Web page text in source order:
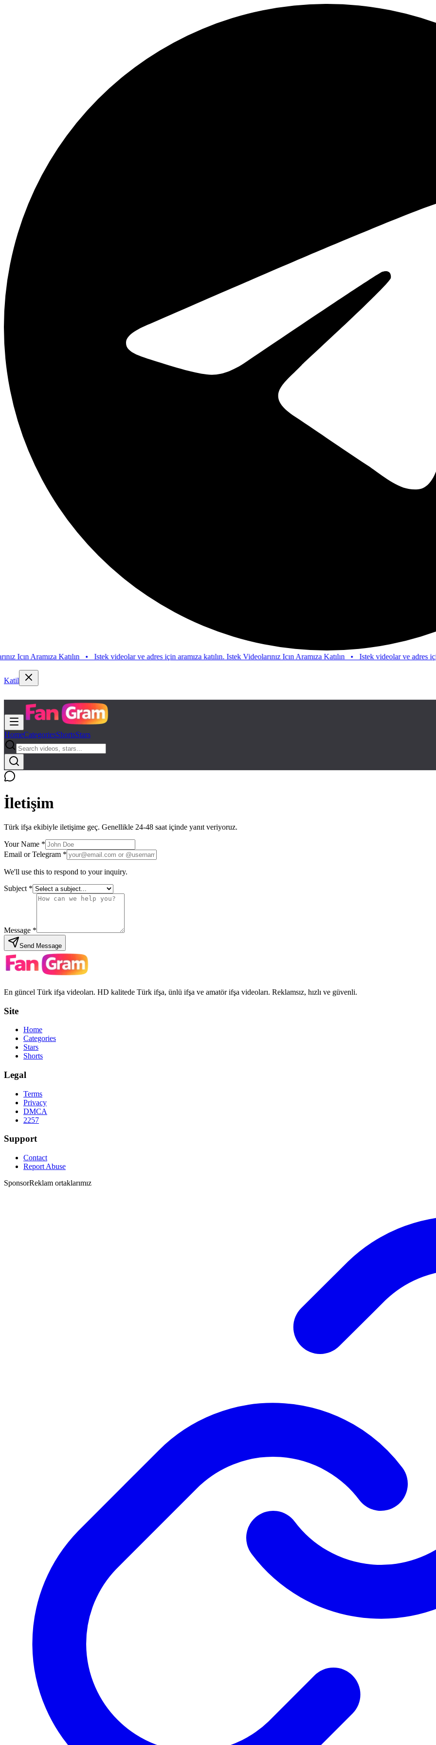
Aramıza Katılın•Istek videolar ve adres için aramıza katılın. Istek Videolarınız Icın Aramıza Katılın•Istek videolar ve adres için
Katil
HomeCategoriesShortsStars
İletişim
Türk ifşa ekibiyle iletişime geç. Genellikle 24-48 saat içinde yanıt veriyoruz.
Your Name *
Email or Telegram *
We'll use this to respond to your inquiry.
Subject *
Message *
Send Message
En güncel Türk ifşa videoları. HD kalitede Türk ifşa, ünlü ifşa ve amatör ifşa videoları. Reklamsız, hızlı ve güvenli.
Site
Home
Categories
Stars
Shorts
Legal
Terms
Privacy
DMCA
2257
Support
Contact
Report Abuse
SponsorReklam ortaklarımız